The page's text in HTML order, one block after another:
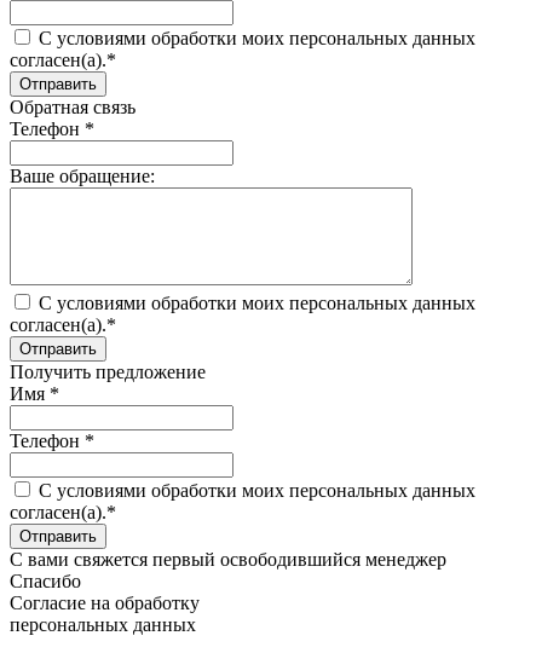
C условиями обработки моих персональных данных
согласен(а).*
Обратная связь
Телефон *
Ваше обращение:
C условиями обработки моих персональных данных
согласен(а).*
Получить предложение
Имя *
Телефон *
C условиями обработки моих персональных данных
согласен(а).*
С вами свяжется первый освободившийся менеджер
Спасибо
Согласие на обработку
персональных данных